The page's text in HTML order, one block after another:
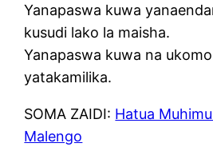
Yanapaswa kuwa
kusudi lako la maisha.
Yanapaswa kuwa na
yatakamilika.
SOMA ZAIDI: Hatua
Malengo